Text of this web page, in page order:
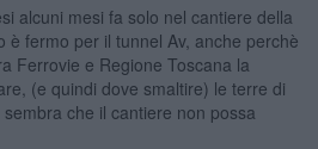
alcuni mesi fa solo nel cantiere della
è fermo per il tunnel Av, anche perchè
Ferrovie e Regione Toscana la
(e quindi dove smaltire) le terre di
che il cantiere non possa